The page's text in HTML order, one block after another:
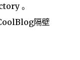
。
隔壁